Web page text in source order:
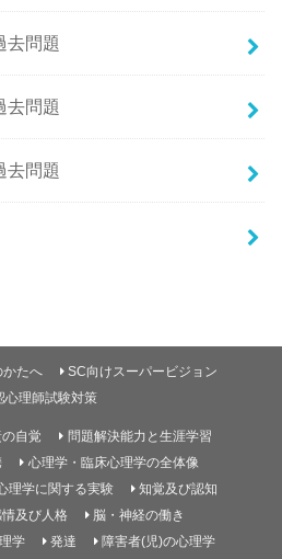
去問題
去問題
去問題
かたへ
SC向けスーパービジョン
心理師試験対策
自覚
問題解決能力と生涯学習
心理学・臨床心理学の全体像
理学に関する実験
知覚及び認知
情及び人格
脳・神経の働き
学
発達
障害者(児)の心理学